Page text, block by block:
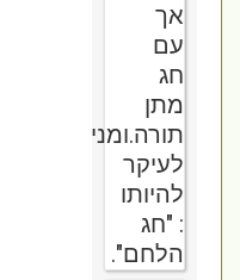
אך
עם
חג
מתן
תורה.ומניחים
לעיקר
להיותו
: "חג
הלחם".